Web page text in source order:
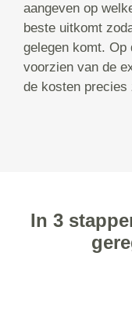
aangeven op
beste uitkomt
gelegen komt. Op
voorzien van de
de kosten precies
In 3